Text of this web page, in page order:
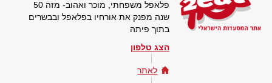
פלאפל משפחתי, מוכר ואהוב- מזה 50
שנה מפנק את אורחיו בפלאפל ובבשרים
בתוך פיתה
הצג טלפון
לאתר